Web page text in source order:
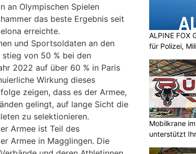
an Olympischen Spielen
das beste Ergebnis seit
erreichte.
und Sportsoldaten an den
von 50 % bei den
2022 auf über 60 % in Paris
Wirkung dieses
zeigen, dass es der Armee,
gelingt, auf lange Sicht die
zu selektionieren.
Armee ist Teil des
Armee in Magglingen. Die
ALPINE FOX
für Polizei,
Mobilkrane
unterstützt